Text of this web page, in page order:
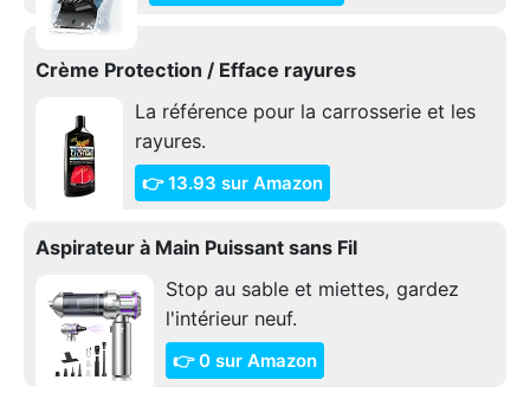
Crème Protection / Efface rayures
La référence pour la carrosserie et les
rayures.
👉 13.93 sur Amazon
Aspirateur à Main Puissant sans Fil
Stop au sable et miettes, gardez
l'intérieur neuf.
👉 0 sur Amazon